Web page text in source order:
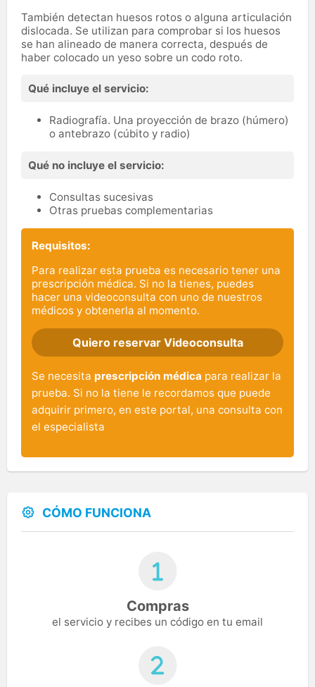
También detectan huesos rotos o alguna articulación
dislocada. Se utilizan para comprobar si los huesos
se han alineado de manera correcta, después de
haber colocado un yeso sobre un codo roto.
Qué incluye el servicio:
Radiografía. Una proyección de brazo (húmero)
o antebrazo (cúbito y radio)
Qué no incluye el servicio:
Consultas sucesivas
Otras pruebas complementarias
Requisitos:
Para realizar esta prueba es necesario tener una
prescripción médica. Si no la tienes, puedes
hacer una videoconsulta con uno de nuestros
médicos y obtenerla al momento.
Quiero reservar Videoconsulta
Se necesita prescripción médica para realizar la
prueba. Si no la tiene le recordamos que puede
adquirir primero, en este portal, una consulta con
el especialista
CÓMO FUNCIONA
Compras
el servicio y recibes un código en tu email